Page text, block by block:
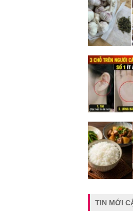
TIN MỚI